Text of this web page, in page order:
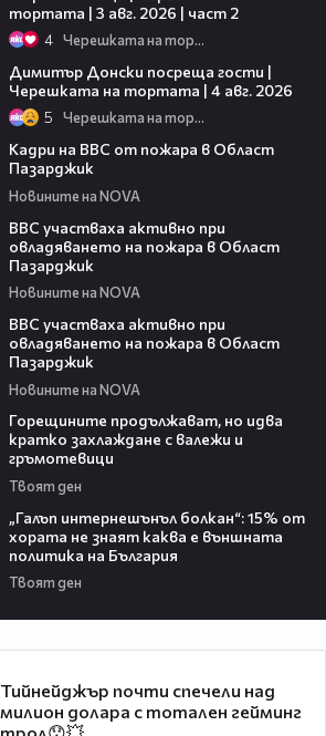
тортата | 3 авг. 2026 | част 2
4 Черешката на тортата
Димитър Донски посреща гости |
Черешката на тортата | 4 авг. 2026
5 Черешката на тортата
Кадри на ВВС от пожара в Област
Пазарджик
Новините на NOVA
ВВС участваха активно при
овладяването на пожара в Област
Пазарджик
Новините на NOVA
ВВС участваха активно при
овладяването на пожара в Област
Пазарджик
Новините на NOVA
Горещините продължават, но идва
кратко захлаждане с валежи и
гръмотевици
Твоят ден
„Галъп интернешънъл болкан“: 15% от
хората не знаят каква е външната
политика на България
Твоят ден
Тийнейджър почти спечели над
милион долара с тотален гейминг
трол😯💥